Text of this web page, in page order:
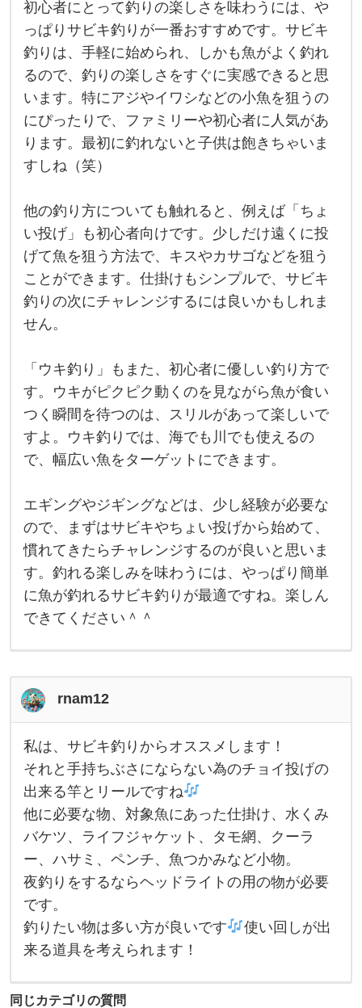
初
心
者
に
と
っ
て
釣
り
の
楽
し
さ
わ
う
に
は
、
や
っ
ぱ
り
サ
釣
が
一
番
お
す
す
初心者にとって釣りの楽しさを味わうには、や
っぱりサビキ釣りが一番おすすめです。サビキ
釣りは、手軽に始められ、しかも魚がよく釣れ
るので、釣りの楽しさをすぐに実感できると思
います。特にアジやイワシなどの小魚を狙うの
にぴったりで、ファミリーや初心者に人気があ
ります。最初に釣れないと子供は飽きちゃいま
すしね（笑）
他の釣り方についても触れると、例えば「ちょ
い投げ」も初心者向けです。少しだけ遠くに投
げて魚を狙う方法で、キスやカサゴなどを狙う
ことができます。仕掛けもシンプルで、サビキ
釣りの次にチャレンジするには良いかもしれま
せん。
「ウキ釣り」もまた、初心者に優しい釣り方で
す。ウキがピクピク動くのを見ながら魚が食い
つく瞬間を待つのは、スリルがあって楽しいで
すよ。ウキ釣りでは、海でも川でも使えるの
で、幅広い魚をターゲットにできます。
エギングやジギングなどは、少し経験が必要な
ので、まずはサビキやちょい投げから始めて、
慣れてきたらチャレンジするのが良いと思いま
す。釣れる楽しみを味わうには、やっぱり簡単
に魚が釣れるサビキ釣りが最適ですね。楽しん
できてください＾＾
rnam12
私
は
、
サ
ビ
キ
釣
り
か
オ
ス
ス
メ
し
ま
す
そ
れ
私は、サビキ釣りからオススメします！
それと手持ちぶさにならない為のチョイ投げの
出来る竿とリールですね
他に必要な物、対象魚にあった仕掛け、水くみ
バケツ、ライフジャケット、タモ網、クーラ
ー、ハサミ、ペンチ、魚つかみなど小物。
夜釣りをするならヘッドライトの用の物が必要
です。
釣りたい物は多い方が良いです
使い回しが出
来る道具を考えられます！
同じカテゴリの質問